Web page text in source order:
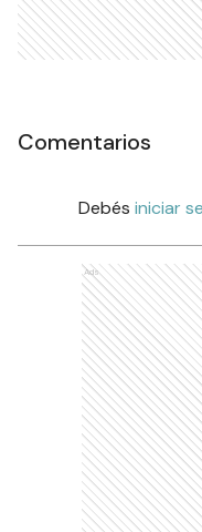
Comentarios
Debés iniciar
Ads